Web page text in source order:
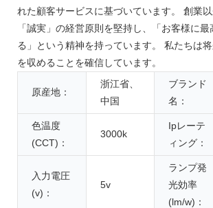
れた顧客サービスに基づいています。 創業
「誠実」の経営原則を堅持し、「お客様に
る」という精神を持っています。 私たちは
を収めることを確信しています。
原産地：
浙江省、
中国
ブランド
名：
色温度
(CCT)：
3000k
Ipレーテ
ィング：
入力電圧
(v)：
5v
ランプ発
光効率
(lm/w)：